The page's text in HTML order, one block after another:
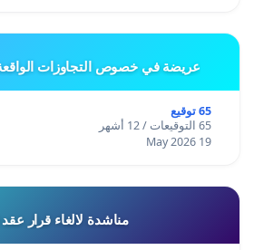
عريضة في خصوص التجاوزات
65 توقيع
65 التوقيعات / 12 أشهر
19 May 2026
مناشدة لالغاء قرار